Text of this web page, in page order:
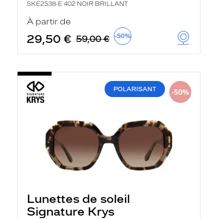
SKE2538-E 402 NOIR BRILLANT
À partir de
29,50 € 59,00 € -50%
POLARISANT
Lunettes de soleil
Signature Krys